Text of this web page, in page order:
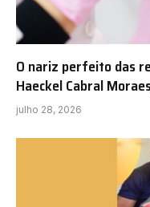
O nariz perfeito das
Haeckel Cabral
julho 28, 2026